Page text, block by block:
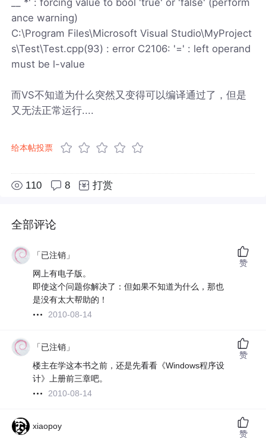
ance warning)
C:\Program Files\Microsoft Visual Studio\MyProject
s\Test\Test.cpp(93) : error C2106: '=' : left operand
must be l-value
而VS不知道为什么突然又变得可以编译通过了，但是
又无法正常运行....
给本帖投票
110 8 打赏
全部评论
「已注销」
网上有电子版。
即使这个问题你解决了：但如果不知道为什么，那也
是没有太大帮助的！
2010-08-14
赞
「已注销」
楼主在学这本书之前，还是先看看《Windows程序设
计》上册前三章吧。
2010-08-14
赞
xiaopoy
赞